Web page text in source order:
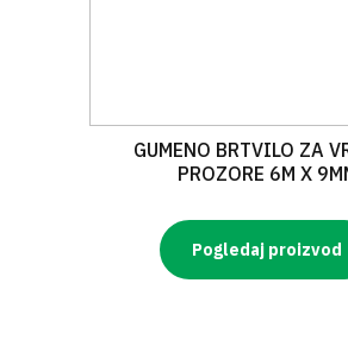
GUMENO BRTVILO ZA
PROZORE 6M X
Pogledaj proizvod